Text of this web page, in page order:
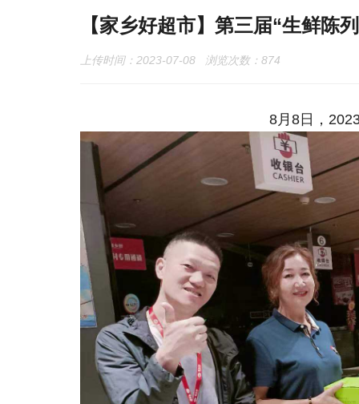
【家乡好超市】第三届“生鲜陈
上传时间：2023-07-08 浏览次数： 874
8月8日，